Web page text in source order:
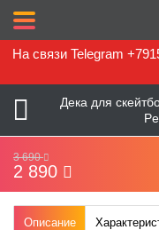
На связи Telegram
Дека для
3 690
2 890
Описание